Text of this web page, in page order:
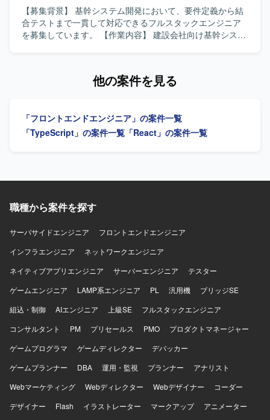
【募集背景】 基幹システム開発において、要件定義から結
合テストまで一貫して対応できるフルスタックエンジニア
を募集しています。 【作業内容】 建設会社向け基幹システ
ッチアップや技術向上に取り組める方を求めています。
した開発経験を積むことができます。 【開発環境】 バック
エンドはJava（Springboot）、フロントエンドは
他の案件を見る
「フロントエンドエンジニア」の案件一覧
「TypeScript」の案件一覧 「React」の案件一覧
職種から案件を探す
サーバサイドエンジニア
フロントエンドエンジニア
インフラエンジニア
ネットワークエンジニア
ネイティブアプリエンジニア
サーバーエンジニア
テスター
ゲームエンジニア
LAMP系エンジニア PL 汎用機
ブリッジSE
組込・制御
AIエンジニア 上級SE
フルスタックエンジニア
コンサルタント
PM プリセールス PMO
プロダクトマネージャー
ゲームプログラマ
ゲームディレクター
デバッカー
ゲームプランナー
DBA 運用・監視 プランナー
アナリスト
Webマーケティング
Webディレクター Webデザイナー
コーダー
デザイナー
Flash イラストレーター マークアップ
アニメーター